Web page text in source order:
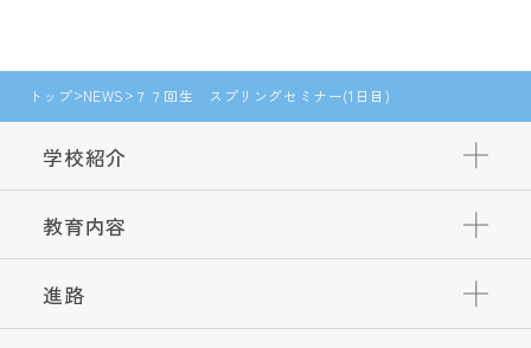
トップ NEWS ７７回生 スプリングセミナー(1日目)
学校紹介
教育内容
進路